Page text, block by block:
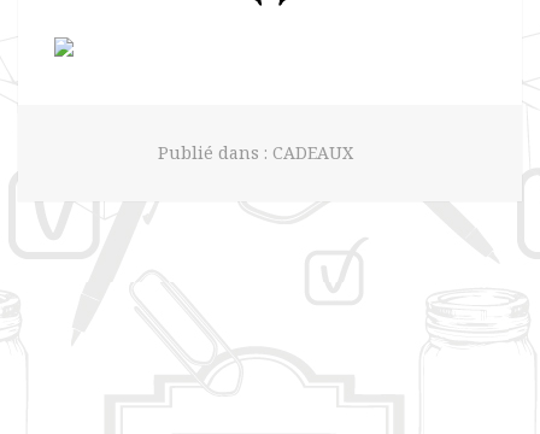
Publié dans : CADEAUX